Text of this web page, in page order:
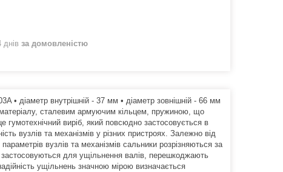
за домовленістю
• діаметр внутрішній - 37 мм • діаметр зовнішній - 66 мм
сталевим армуючим кільцем, пружиною, що
гумотехнічний виріб, який повсюдно застосовується в
вузлів та механізмів у різних пристроях. Залежно від
вузлів та механізмів сальники розрізняються за
для ущільнення валів, перешкоджають
ущільнень значною мірою визначається